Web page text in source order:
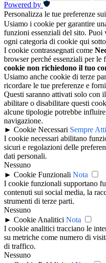
Powered by
Personalizza le tue preferenze
Usiamo i cookie per garantire
funzioni essenziali del sito. Puoi
ogni categoria di cookie qui
I cookie contrassegnati come
browser perché essenziali per le
cookie non richiedono il tuo
Usiamo anche cookie di terze
ricordare le tue preferenze e
Questi saranno attivati solo con
abilitare o disabilitare questi
alcune tipologie potrebbe
navigazione.
► Cookie Necessari Sempre
I cookie necessari abilitano
sicuri e regolazioni delle
dati personali.
Nessuno
► Cookie Funzionali Nota
I cookie funzionali supportano
contenuti sui social media, la
strumenti di terze parti.
Nessuno
► Cookie Analitici Nota
I cookie analitici tracciano le
su metriche come numero di
di traffico.
Nessuno